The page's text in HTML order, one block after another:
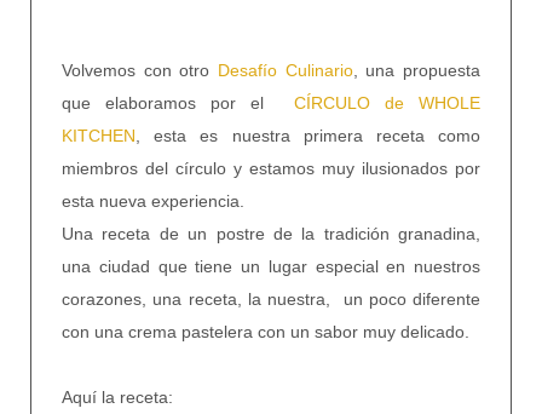
Volvemos con otro Desafío Culinario, una propuesta
que elaboramos por el CÍRCULO de WHOLE
KITCHEN , esta es nuestra primera receta como
miembros del círculo y estamos muy ilusionados por
esta nueva experiencia.
Una receta de un postre de la tradición granadina,
una ciudad que tiene un lugar especial en nuestros
corazones, una receta, la nuestra, un poco diferente
con una crema pastelera con un sabor muy delicado.
Aquí la receta: